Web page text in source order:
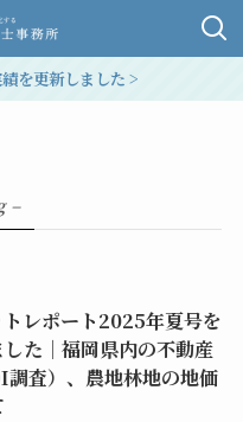
を更新しました >
–
レポート2025年夏号を
した│福岡県内の不動産
査）、農地林地の地価